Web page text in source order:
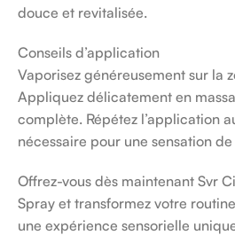
douce et revitalisée.
Conseils d’application
Vaporisez généreusement sur la
Appliquez délicatement en
complète. Répétez l’application
nécessaire pour une sensation
Offrez-vous dès maintenant Svr
Spray et transformez votre
une expérience sensorielle